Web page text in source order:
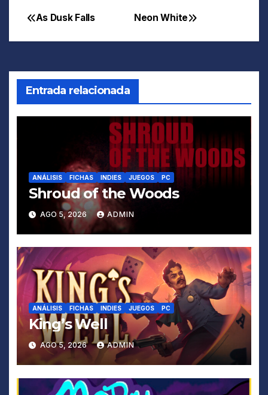
Navegación
de
entradas
Neon White
As Dusk Falls
Entrada relacionada
ANÁLISIS FICHAS INDIES JUEGOS PC
Shroud of the Woods
AGO 5, 2026 ADMIN
ANÁLISIS FICHAS INDIES JUEGOS PC
King’s Well
AGO 5, 2026 ADMIN